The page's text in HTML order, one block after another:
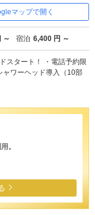
マップで開く
～ 宿泊 6,400 円 ～
スタート！ ・電話予約限
ャワーヘッド導入（10部
。